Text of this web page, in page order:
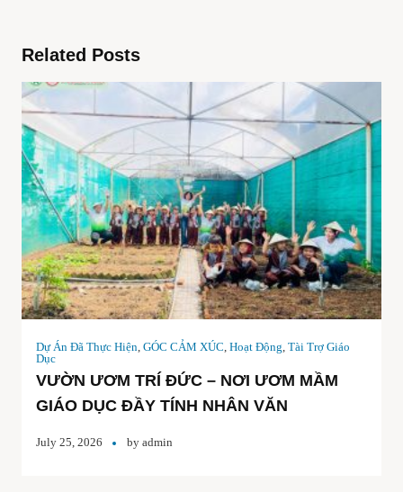
Related Posts
Dự Án Đã Thực Hiện, GÓC CẢM XÚC, Hoạt Động, Tài Trợ Giáo
Dục
VƯỜN ƯƠM TRÍ ĐỨC – NƠI ƯƠM MẦM
GIÁO DỤC ĐẦY TÍNH NHÂN VĂN
July 25, 2026 by admin